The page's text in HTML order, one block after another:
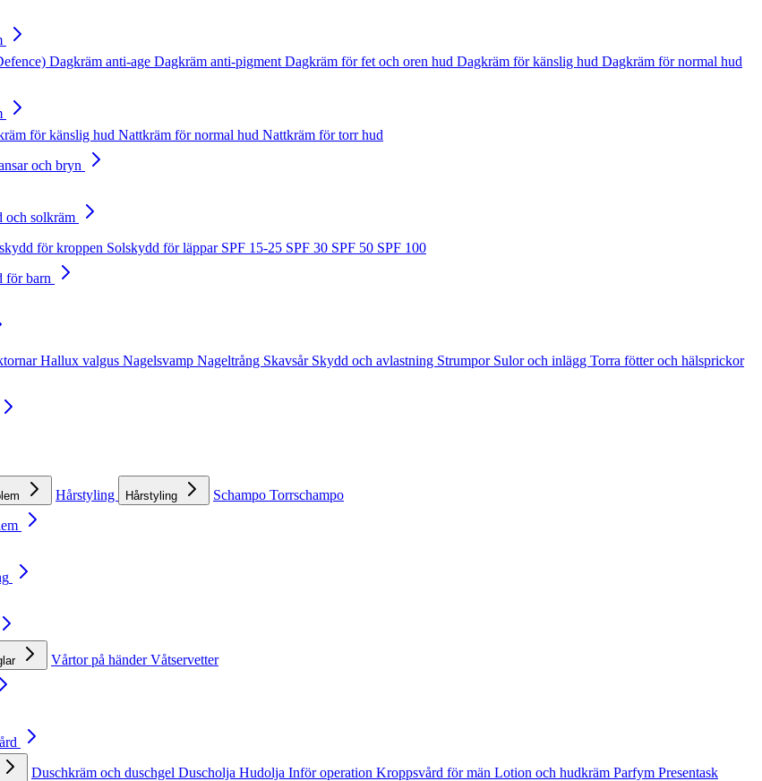
Dagkräm anti-age Dagkräm anti-pigment Dagkräm för fet och oren hud Dagkräm för känslig hud Dagkräm för normal hud
för känslig hud Nattkräm för normal hud Nattkräm för torr hud
och bryn
och solkräm
för kroppen Solskydd för läppar SPF 15-25 SPF 30 SPF 50 SPF 100
för barn
Hallux valgus Nagelsvamp Nageltrång Skavsår Skydd och avlastning Strumpor Sulor och inlägg Torra fötter och hälsprickor
Hårstyling Hårstyling Schampo Torrschampo
Vårtor på händerVåtservetter
Duschkräm och duschgel Duscholja Hudolja Inför operation Kroppsvård för män Lotion och hudkräm Parfym Presentask